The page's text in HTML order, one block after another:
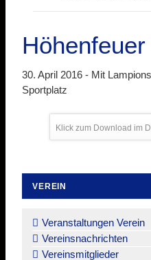
30. April 2016 - Mit
Sportplatz
Klick zum Download im
VEREIN
überspringen
Veranstaltungen Verein
Vereinsnachrichten
Vereinsmitglieder